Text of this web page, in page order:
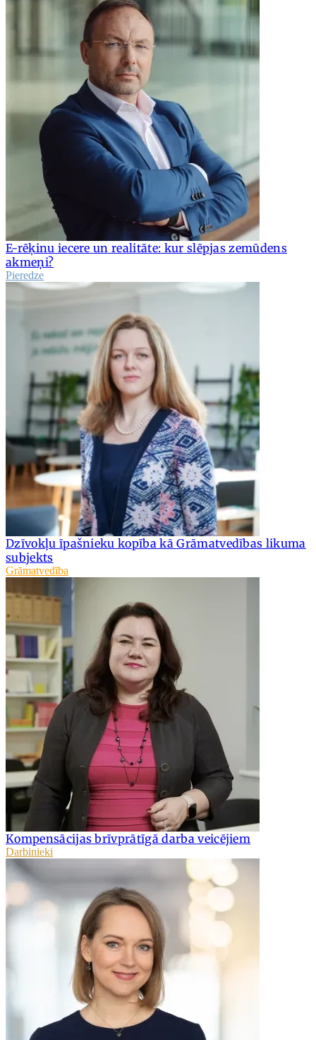
E-rēķinu iecere un realitāte: kur slēpjas zemūdens
akmeņi?
Pieredze
Dzīvokļu īpašnieku kopība kā Grāmatvedības likuma
subjekts
Grāmatvedība
Kompensācijas brīvprātīgā darba veicējiem
Darbinieki